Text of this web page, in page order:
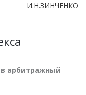
И.Н.ЗИНЧЕНКО
арбитражный